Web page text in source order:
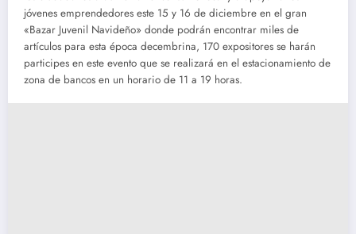
jóvenes emprendedores este 15 y 16 de diciembre en el gran
«Bazar Juvenil Navideño» donde podrán encontrar miles de
artículos para esta época decembrina, 170 expositores se harán
participes en este evento que se realizará en el estacionamiento de
zona de bancos en un horario de 11 a 19 horas.